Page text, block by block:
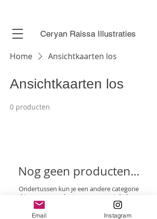
Ceryan Raissa Illustraties
Home Ansichtkaarten los
Ansichtkaarten los
0 producten
Nog geen producten...
Ondertussen kun je een andere categorie
kiezen om verder te gaan met winkelen.
Email Instagram